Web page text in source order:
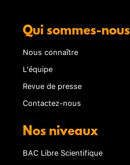
Qui sommes-
Nous connaître
L'équipe
Revue de presse
Contactez-nous
Nos niveaux
BAC Libre Scientifique